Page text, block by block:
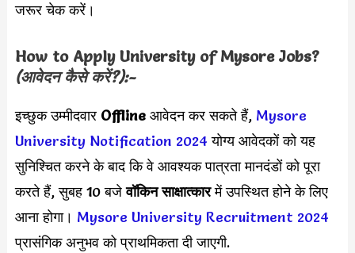
जरूर चेक करें।
How to Apply University of Mysore Jobs?
(आवेदन कैसे करें?):-
इच्छुक उम्मीदवार Offline आवेदन कर सकते हैं, Mysore
University Notification 2024 योग्य आवेदकों को यह
सुनिश्चित करने के बाद कि वे आवश्यक पात्रता मानदंडों को पूरा
करते हैं, सुबह 10 बजेवॉकिन साक्षात्कारमें उपस्थित होने के लिए
आना होगा। Mysore University Recruitment 2024
प्रासंगिक अनुभव को प्राथमिकता दी जाएगी.